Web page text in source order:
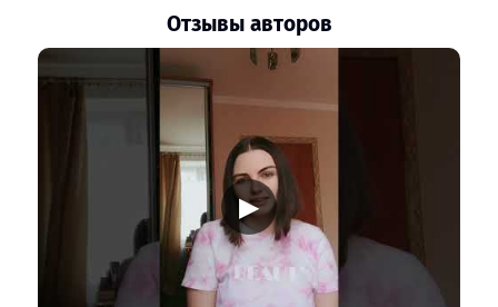
Отзывы авторов
▶